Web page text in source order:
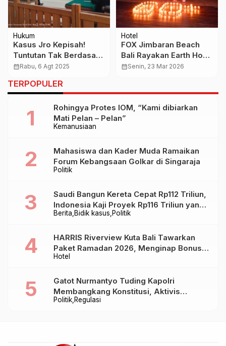
Hukum
Kasus Jro Kepisah!
Tuntutan Tak Berdasar,
Kuasa Hukum Tegaskan
calendar_monthRabu, 6 Agt 2025
Hotel
FOX Jimbaran Beach
Bali Rayakan Earth Hour
2026 dengan Tari Bali
calendar_monthSenin, 23 Mar 2026
TERPOPULER
Kemanusiaan
Rohingya Protes IOM, “Kami dibiarkan
Mati Pelan – Pelan”
Politik
Mahasiswa dan Kader Muda Ramaikan
Forum Kebangsaan Golkar di Singaraja
Berita Bidik kasus Politik
Saudi Bangun Kereta Cepat Rp112 Triliun,
Indonesia Kaji Proyek Rp116 Triliun yang
Baru Sampai Bandung
Hotel
HARRIS Riverview Kuta Bali Tawarkan
Paket Ramadan 2026, Menginap Bonus
Takjil hingga Bukber Mulai Rp88.888
Politik Regulasi
Gatot Nurmantyo Tuding Kapolri
Membangkang Konstitusi, Aktivis
Tegaskan Polri Tak Punya Sejarah